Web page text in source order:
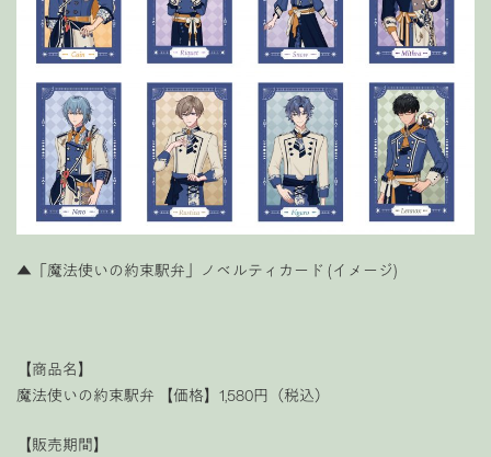
▲「魔法使いの約束駅弁」ノベルティカード (イメージ)
【商品名】
魔法使いの約束駅弁 【価格】1,580円（税込）
【販売期間】